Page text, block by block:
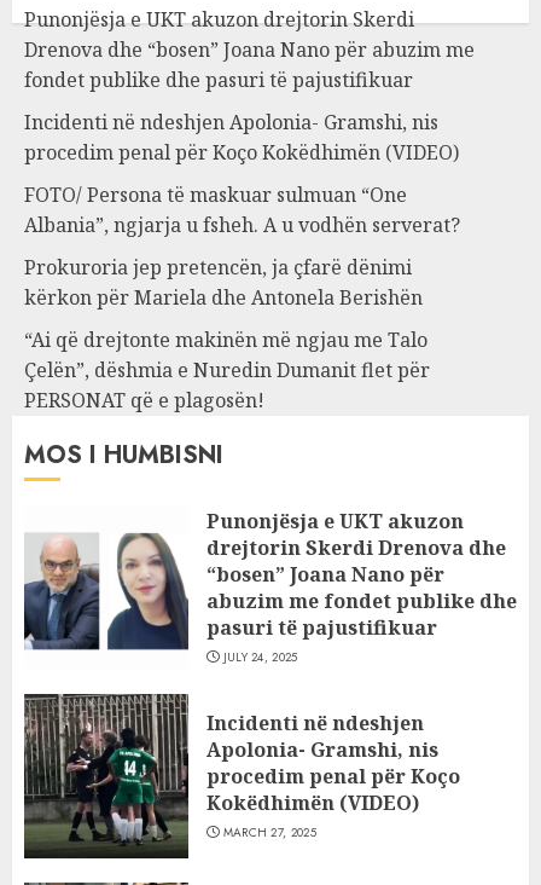
Punonjësja e UKT akuzon drejtorin Skerdi
Drenova dhe “bosen” Joana Nano për abuzim me
fondet publike dhe pasuri të pajustifikuar
Incidenti në ndeshjen Apolonia- Gramshi, nis
procedim penal për Koço Kokëdhimën (VIDEO)
FOTO/ Persona të maskuar sulmuan “One
Albania”, ngjarja u fsheh. A u vodhën serverat?
Prokuroria jep pretencën, ja çfarë dënimi
kërkon për Mariela dhe Antonela Berishën
“Ai që drejtonte makinën më ngjau me Talo
Çelën”, dëshmia e Nuredin Dumanit flet për
PERSONAT që e plagosën!
MOS I HUMBISNI
Punonjësja e UKT akuzon
drejtorin Skerdi Drenova dhe
“bosen” Joana Nano për
abuzim me fondet publike dhe
pasuri të pajustifikuar
JULY 24, 2025
Incidenti në ndeshjen
Apolonia- Gramshi, nis
procedim penal për Koço
Kokëdhimën (VIDEO)
MARCH 27, 2025